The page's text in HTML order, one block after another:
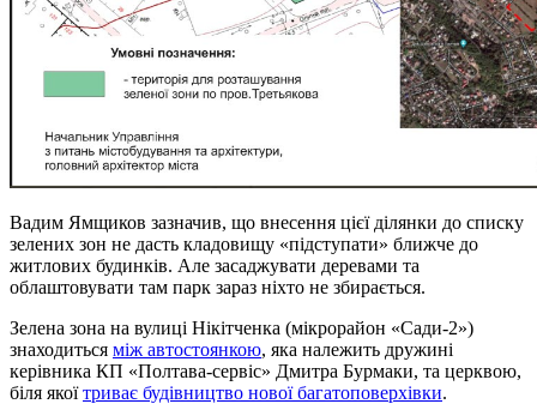
Вадим Ямщиков зазначив, що внесення цієї ділянки до списку
зелених зон не дасть кладовищу «підступати» ближче до
житлових будинків. Але засаджувати деревами та
облаштовувати там парк зараз ніхто не збирається.
Зелена зона на вулиці Нікітченка (мікрорайон «Сади-2»)
знаходиться між автостоянкою, яка належить дружині
керівника КП «Полтава-сервіс» Дмитра Бурмаки, та церквою,
біля якоїтриває будівництво нової багатоповерхівки.